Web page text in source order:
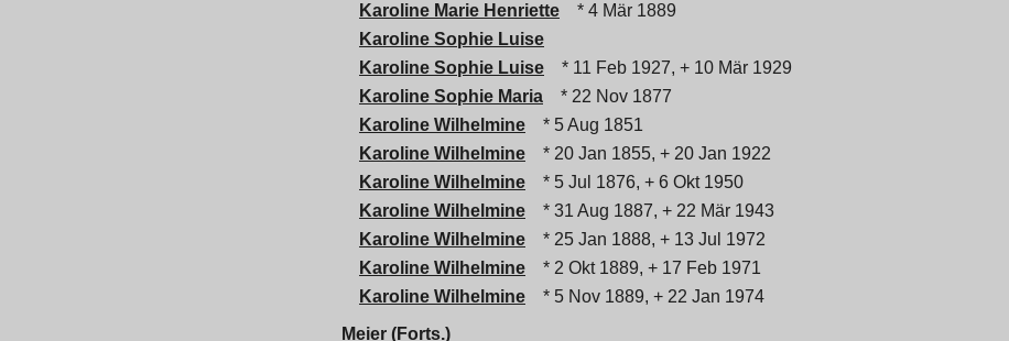
Karoline Marie Henriette
* 4 Mär 1889
Karoline Sophie Luise
Karoline Sophie Luise
* 11 Feb 1927, + 10 Mär 1929
Karoline Sophie Maria
* 22 Nov 1877
Karoline Wilhelmine
* 5 Aug 1851
Karoline Wilhelmine
* 20 Jan 1855, + 20 Jan 1922
Karoline Wilhelmine
* 5 Jul 1876, + 6 Okt 1950
Karoline Wilhelmine
* 31 Aug 1887, + 22 Mär 1943
Karoline Wilhelmine
* 25 Jan 1888, + 13 Jul 1972
Karoline Wilhelmine
* 2 Okt 1889, + 17 Feb 1971
Karoline Wilhelmine
* 5 Nov 1889, + 22 Jan 1974
Meier (Forts.)